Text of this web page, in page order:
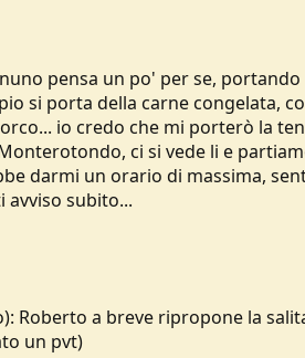
pensa un po' per se,
si porta della carne congelata,
io credo che mi porterò la
ci si vede li e
darmi un orario di massima,
avviso subito...
Roberto a breve ripropone la
un pvt)